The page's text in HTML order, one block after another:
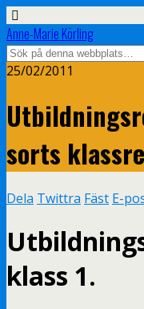
Anne-Marie Körling
25/02/2011
sorts
Dela Twittra Fäst E-
klass 1.